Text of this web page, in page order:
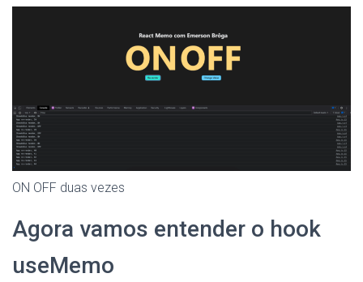
ON OFF duas vezes
Agora vamos entender o hook
useMemo